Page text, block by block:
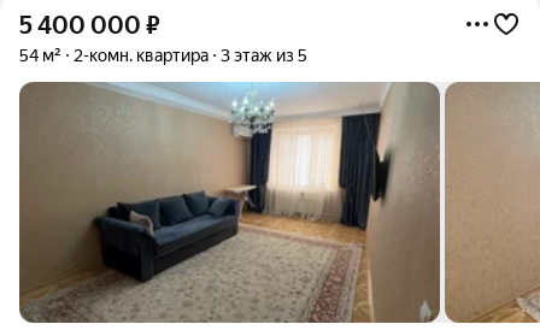
5 400 000 ₽
54 м² 2-комн. квартира 3 этаж из 5